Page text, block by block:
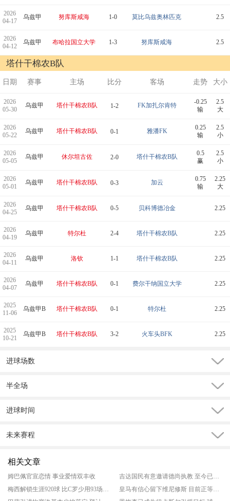
2026
04-17
乌兹甲 努库斯咸海 1-0 莫比乌兹奥林匹克 2.5
2026
04-12
乌兹甲 布哈拉国立大学 1-3 努库斯咸海 2.5
塔什干棉农B队
日期 赛事 主场 比分 客场 走势 大小
2026
05-30
乌兹甲 塔什干棉农B队 1-2 FK加扎尔肯特
-0.25
输
2.5
大
2026
05-22
乌兹甲 塔什干棉农B队 0-1 雅潘FK
0.25
输
2.5
小
2026
05-05
乌兹甲 休尔坦古佐 2-0 塔什干棉农B队
0.5
赢
2.5
小
2026
05-01
乌兹甲 塔什干棉农B队 0-3 加云
0.75
输
2.25
大
2026
04-25
乌兹甲 塔什干棉农B队 0-5 贝科博德冶金 2.25
2026
04-19
乌兹甲 特尔杜 2-4 塔什干棉农B队 2.25
2026
04-11
乌兹甲 洛钦 1-1 塔什干棉农B队 2.25
2026
04-07
乌兹甲 塔什干棉农B队 0-1 费尔干纳国立大学 2.25
2025
11-06
乌兹甲B 塔什干棉农B队 0-1 特尔杜 2.25
2025
10-21
乌兹甲B 塔什干棉农B队 3-2 火车头BFK 2.25
进球场数
半全场
进球时间
未来赛程
相关文章
姆巴佩官宣恋情 事业爱情双丰收
皇马有信心留下维尼修斯 目前正等待他的回应